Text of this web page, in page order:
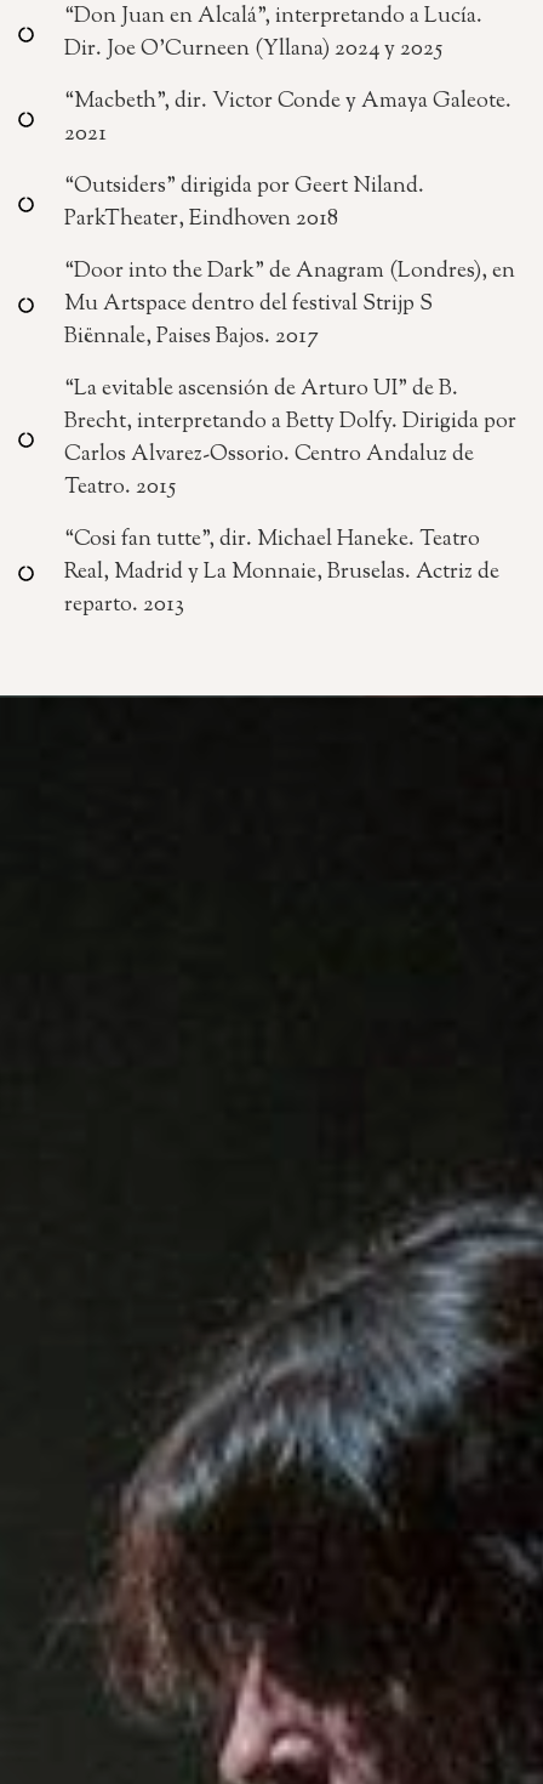
“Don Juan en Alcalá”, interpretando a Lucía.
Dir. Joe O’Curneen (Yllana) 2024 y 2025
“Macbeth”, dir. Victor Conde y Amaya Galeote.
2021
“Outsiders” dirigida por Geert Niland.
ParkTheater, Eindhoven 2018
“Door into the Dark” de Anagram (Londres), en
Mu Artspace dentro del festival Strijp S
Biënnale, Paises Bajos. 2017
“La evitable ascensión de Arturo UI” de B.
Brecht, interpretando a Betty Dolfy. Dirigida por
Carlos Alvarez-Ossorio. Centro Andaluz de
Teatro. 2015
“Cosi fan tutte”, dir. Michael Haneke. Teatro
Real, Madrid y La Monnaie, Bruselas. Actriz de
reparto. 2013